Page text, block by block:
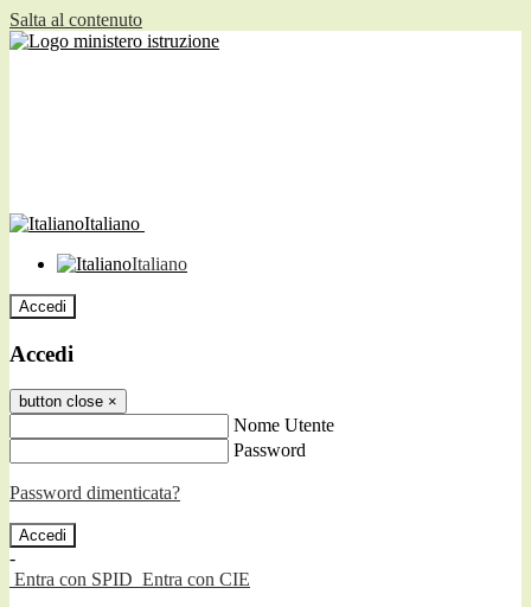
Salta al contenuto
Italiano
Italiano
Accedi
Accedi
button close ×
Nome Utente
Password
Password dimenticata?
-
Entra con SPID Entra con CIE